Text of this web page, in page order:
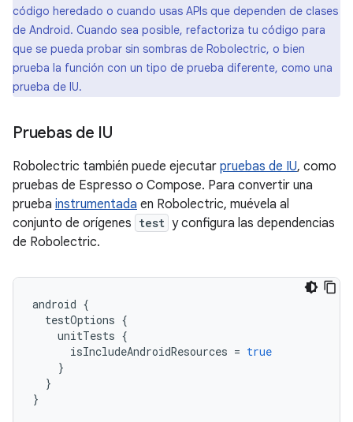
código heredado o cuando usas APIs que dependen de clases
de Android. Cuando sea posible, refactoriza tu código para
que se pueda probar sin sombras de Robolectric, o bien
prueba la función con un tipo de prueba diferente, como una
prueba de IU.
Pruebas de IU
Robolectric también puede ejecutar pruebas de IU, como
pruebas de Espresso o Compose. Para convertir una
prueba instrumentada en Robolectric, muévela al
conjunto de orígenes test y configura las dependencias
de Robolectric.
android {
testOptions {
unitTests {
isIncludeAndroidResources = true
}
}
}